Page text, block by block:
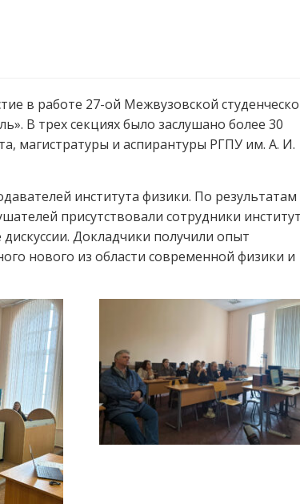
в работе 27-ой Межвузовской
В трех секциях было заслушано более 30
магистратуры и аспирантуры РГПУ им. А. И.
института физики. По результатам
присутствовали сотрудники
Докладчики получили опыт
нового из области современной физики и